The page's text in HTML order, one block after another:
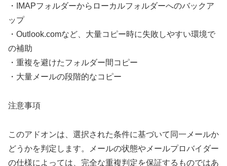
・IMAPフォルダーからローカルフォルダーへのバックア
ップ
・Outlook.comなど、大量コピー時に失敗しやすい環境で
の補助
・重複を避けたフォルダー間コピー
・大量メールの段階的なコピー
注意事項
このアドオンは、選択された条件に基づいて同一メールか
どうかを判定します。メールの状態やメールプロバイダー
の仕様によっては、完全な重複判定を保証するものではあ